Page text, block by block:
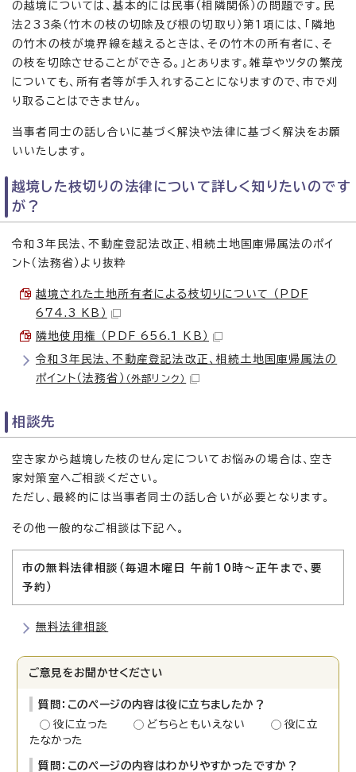
の越境については、基本的には民事（相隣関係）の問題です。民
法233条（竹木の枝の切除及び根の切取り）第1項には、「隣地
の竹木の枝が境界線を越えるときは、その竹木の所有者に、そ
の枝を切除させることができる。」とあります。雑草やツタの繁茂
についても、所有者等が手入れすることになりますので、市で刈
り取ることはできません。
当事者同士の話し合いに基づく解決や法律に基づく解決をお願
いいたします。
越境した枝切りの法律について詳しく知りたいのです
が？
令和3年民法、不動産登記法改正、相続土地国庫帰属法のポイ
ント（法務省）より抜粋
越境された土地所有者による枝切りについて （PDF
674.3 KB）
隣地使用権 （PDF 656.1 KB）
令和3年民法、不動産登記法改正、相続土地国庫帰属法の
ポイント（法務省） （外部リンク）
相談先
空き家から越境した枝のせん定についてお悩みの場合は、空き
家対策室へご相談ください。
ただし、最終的には当事者同士の話し合いが必要となります。
その他一般的なご相談は下記へ。
市の無料法律相談（毎週木曜日 午前10時〜正午まで、要
予約）
無料法律相談
ご意見をお聞かせください
質問：このページの内容は役に立ちましたか？
役に立った
どちらともいえない
役に立
たなかった
質問：このページの内容はわかりやすかったですか？